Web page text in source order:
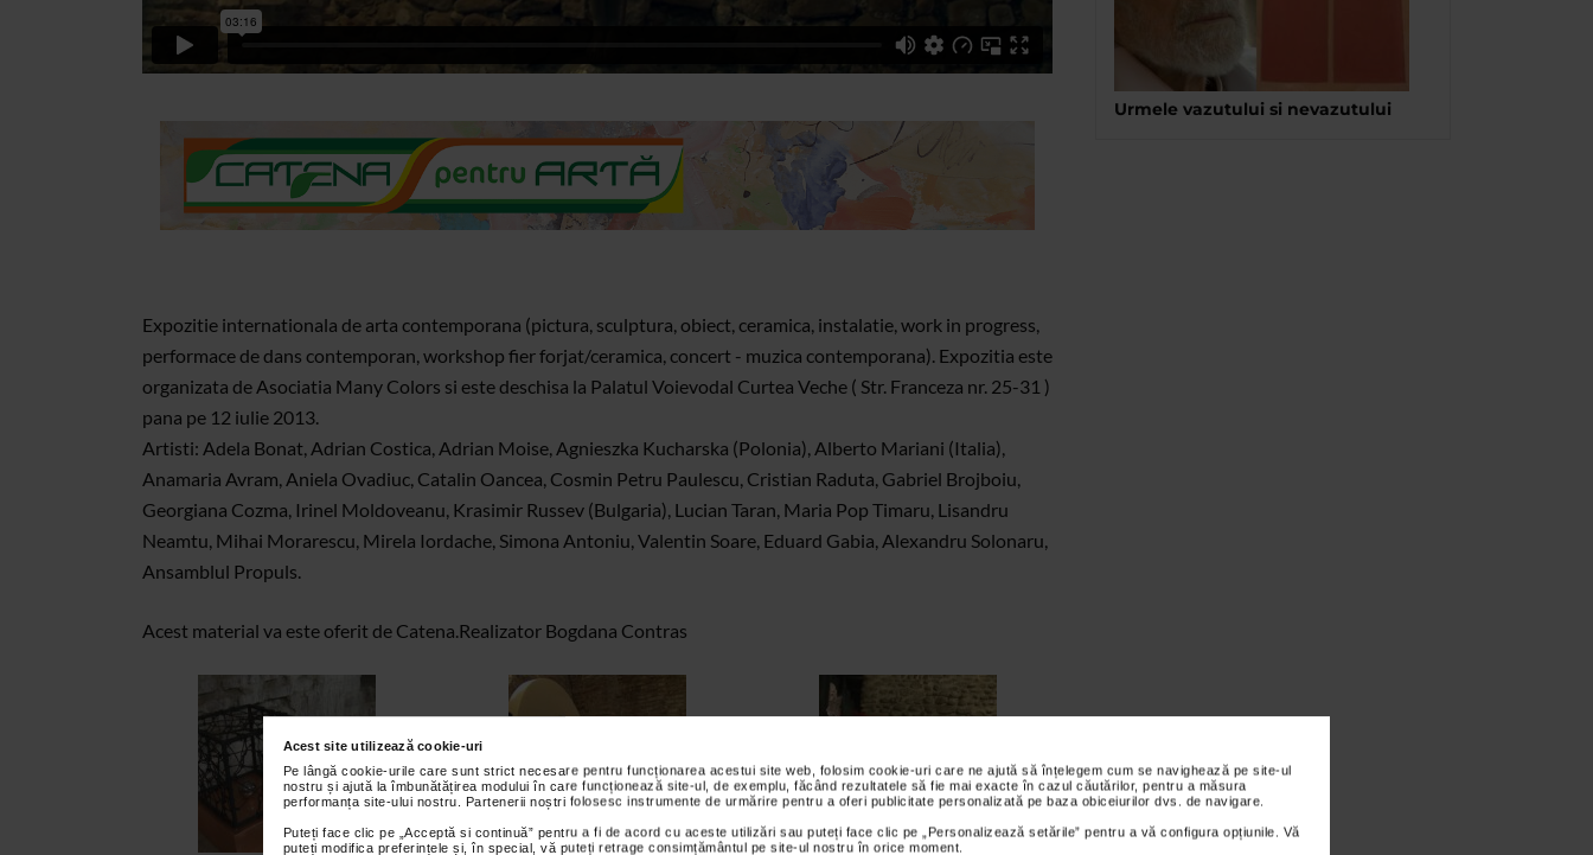
Acest site utilizează cookie-uri
Pe lângă cookie-urile care sunt strict necesare pentru funcționarea acestui site web, folosim cookie-uri care ne ajută să înțelegem cum se navighează pe site-ul
nostru și ajută la îmbunătățirea modului în care funcționează site-ul, de exemplu, făcând rezultatele să fie mai exacte în cazul căutărilor, pentru a măsura
performanța site-ului nostru. Partenerii noștri folosesc instrumente de urmărire pentru a oferi publicitate personalizată pe baza obiceiurilor dvs. de navigare.
Puteți face clic pe „Acceptă si continuă” pentru a fi de acord cu aceste utilizări sau puteți face clic pe „Personalizează setările” pentru a vă configura opțiunile. Vă
puteți modifica preferințele și, în special, vă puteți retrage consimțământul pe site-ul nostru în orice moment.
Expozitie internationala de arta contemporana (pictura, sculptura, obiect, ceramica, instalatie, work in progress,
performace de dans contemporan, workshop fier forjat/ceramica, concert - muzica contemporana). Expozitia este
organizata de Asociatia Many Colors si este deschisa la Palatul Voievodal Curtea Veche ( Str. Franceza nr. 25-31 )
pana pe 12 iulie 2013.
Artisti: Adela Bonat, Adrian Costica, Adrian Moise, Agnieszka Kucharska (Polonia), Alberto Mariani (Italia),
Anamaria Avram, Aniela Ovadiuc, Catalin Oancea, Cosmin Petru Paulescu, Cristian Raduta, Gabriel Brojboiu,
Georgiana Cozma, Irinel Moldoveanu, Krasimir Russev (Bulgaria), Lucian Taran, Maria Pop Timaru, Lisandru
Neamtu, Mihai Morarescu, Mirela Iordache, Simona Antoniu, Valentin Soare, Eduard Gabia, Alexandru Solonaru,
Ansamblul Propuls.
Acest material va este oferit de Catena. Realizator Bogdana Contras
Urmele vazutului si nevazutului